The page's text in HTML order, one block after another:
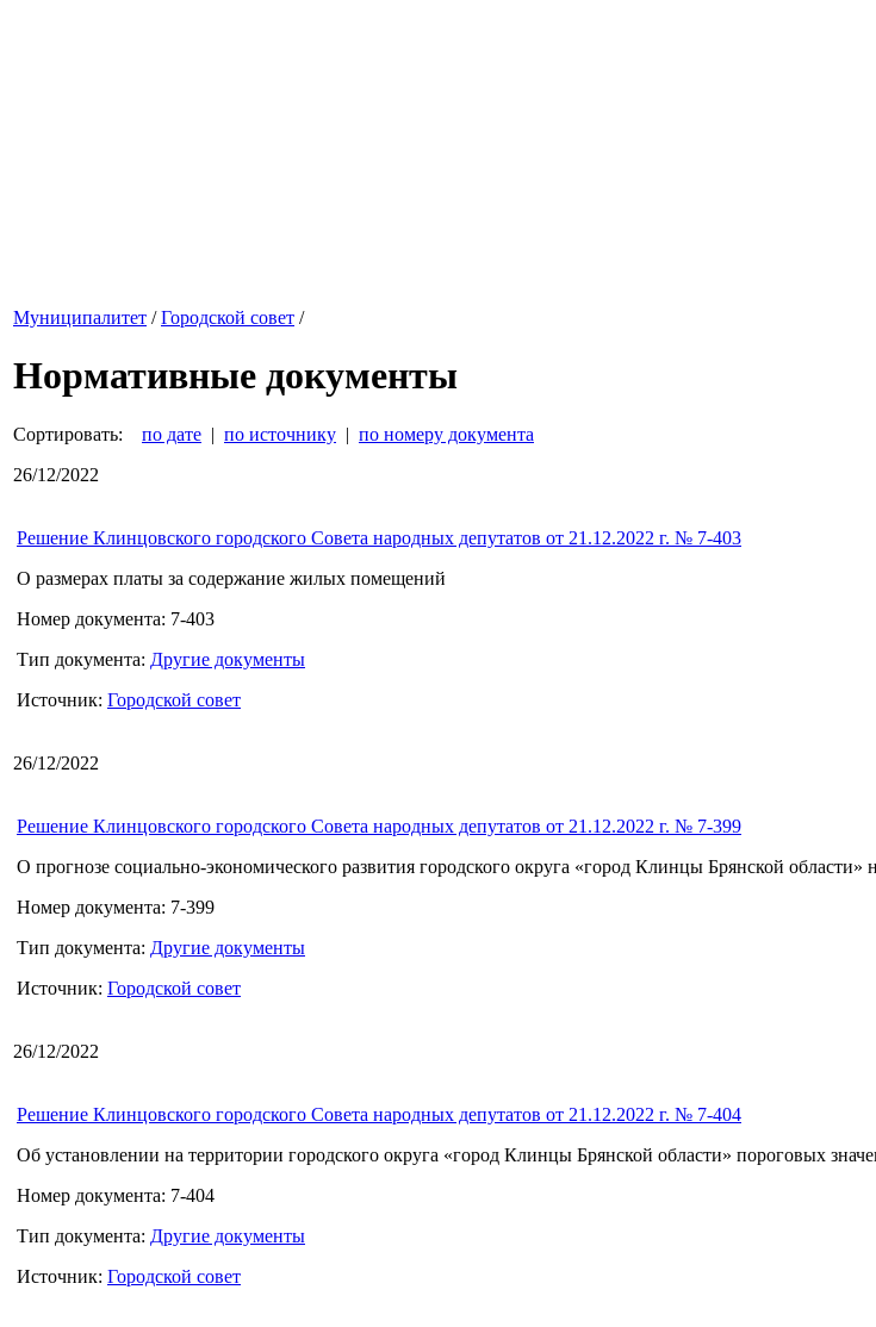
Муниципалитет /Городской совет /
Нормативные документы
Сортировать: по дате | по источнику | по номеру документа
26/12/2022
Решение Клинцовского городского Совета народных депутатов от 21.12.2022 г. № 7-403
О размерах платы за содержание жилых помещений
Номер документа: 7-403
Тип документа: Другие документы
Источник: Городской совет
26/12/2022
Решение Клинцовского городского Совета народных депутатов от 21.12.2022 г. № 7-399
О прогнозе социально-экономического развития городского округа «город Клинцы Брянской
Номер документа: 7-399
Тип документа: Другие документы
Источник: Городской совет
26/12/2022
Решение Клинцовского городского Совета народных депутатов от 21.12.2022 г. № 7-404
Об установлении на территории городского округа «город Клинцы Брянской области» пороговых
Номер документа: 7-404
Тип документа: Другие документы
Источник: Городской совет